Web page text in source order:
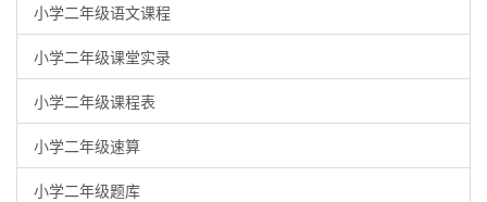
小学二年级语文课程
小学二年级课堂实录
小学二年级课程表
小学二年级速算
小学二年级题库